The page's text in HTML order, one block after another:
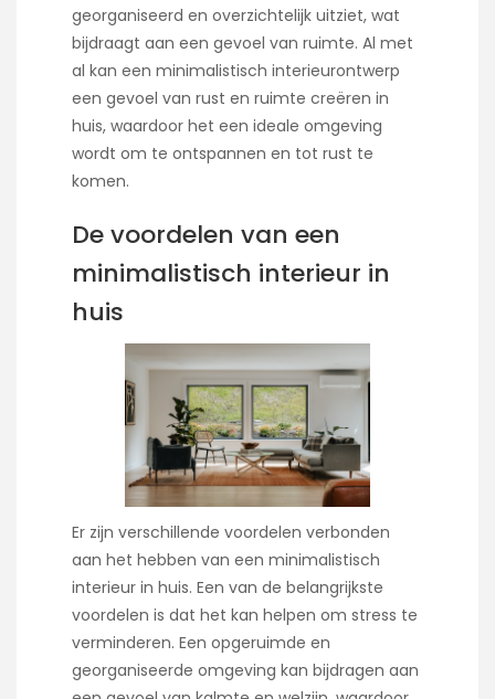
georganiseerd en overzichtelijk uitziet, wat
bijdraagt aan een gevoel van ruimte. Al met
al kan een minimalistisch interieurontwerp
een gevoel van rust en ruimte creëren in
huis, waardoor het een ideale omgeving
wordt om te ontspannen en tot rust te
komen.
De voordelen van een
minimalistisch interieur in
huis
Er zijn verschillende voordelen verbonden
aan het hebben van een minimalistisch
interieur in huis. Een van de belangrijkste
voordelen is dat het kan helpen om stress te
verminderen. Een opgeruimde en
georganiseerde omgeving kan bijdragen aan